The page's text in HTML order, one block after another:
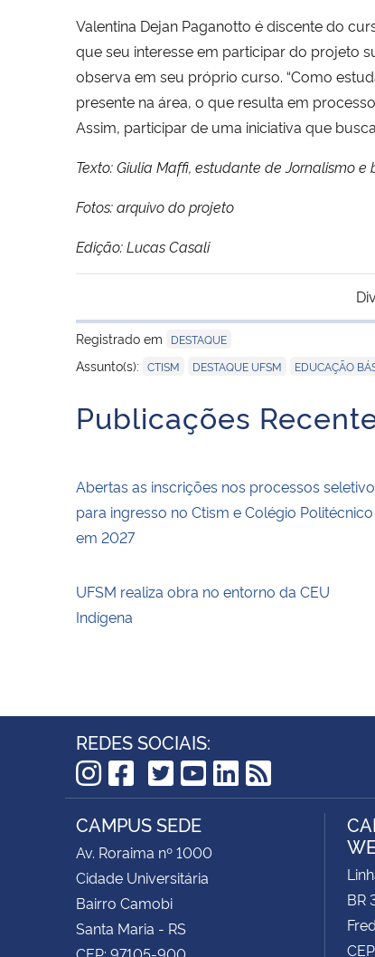
Valentina Dejan Paganotto é discente do
que seu interesse em participar do projeto
observa em seu próprio curso. “Como
presente na área, o que resulta em
Assim, participar de uma iniciativa que
Texto: Giulia Maffi, estudante de Jornalismo
Fotos: arquivo do projeto
Edição: Lucas Casali
Registrado em
DESTAQUE
Assunto(s): CTISM DESTAQUE UFSM EDUCAÇÃO
Publicações
Abertas as inscrições nos processos
para ingresso no Ctism e Colégio Politécnico
em 2027
UFSM realiza obra no entorno da CEU
Indígena
REDES SOCIAIS:
Instagram
Facebook
TikTok
Twitter
YouTube
LinkedIn
RSS
CAMPUS SEDE
Av. Roraima nº 1000
Cidade Universitária
Bairro Camobi
Santa Maria - RS
CEP: 97105-900
BR